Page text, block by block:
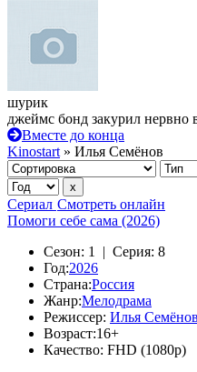
шурик
джеймс бонд закурил нервно
Вместе до конца
Kinostart » Илья Семёнов
Сериал Смотреть онлайн
Помоги себе сама (2026)
Сезон: 1 | Серия: 8
Год:2026
Страна:Россия
Жанр:Мелодрама
Режиссер: Илья Семёнов
Возраст:16+
Качество: FHD (1080p)